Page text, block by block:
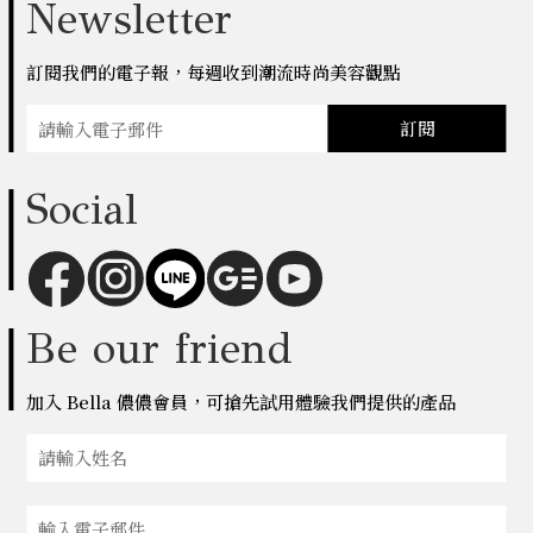
Newsletter
訂閱我們的電子報，每週收到潮流時尚美容觀點
訂閱
Social
Be our friend
加入 Bella 儂儂會員，可搶先試用體驗我們提供的產品